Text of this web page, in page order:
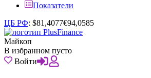
Показатели
ЦБ РФ: $81,4077€94,0585
Майкоп
В избранном пусто
Войти